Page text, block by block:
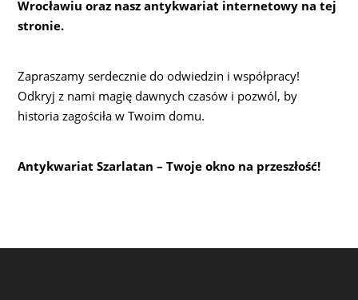
Wrocławiu oraz nasz antykwariat internetowy na tej
stronie.
Zapraszamy serdecznie do odwiedzin i współpracy!
Odkryj z nami magię dawnych czasów i pozwól, by
historia zagościła w Twoim domu.
Antykwariat Szarlatan – Twoje okno na przeszłość!